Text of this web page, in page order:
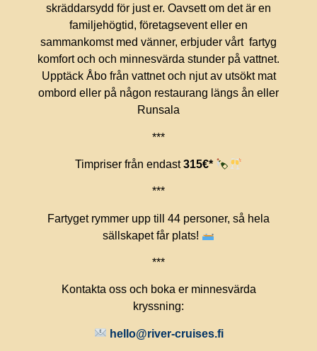
skräddarsydd för just er. Oavsett om det är en
familjehögtid, företagsevent eller en
sammankomst med vänner, erbjuder vårt fartyg
komfort och och minnesvärda stunder på vattnet.
Upptäck Åbo från vattnet och njut av utsökt mat
ombord eller på någon restaurang längs ån eller
Runsala
***
Timpriser från endast315€*
***
Fartyget rymmer upp till 44 personer, så hela
sällskapet får plats!
***
Kontakta oss och boka er minnesvärda
kryssning:
hello@river-cruises.fi